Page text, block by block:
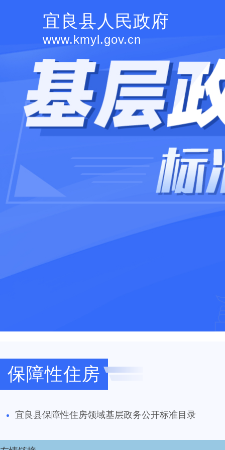
宜良县人民政府
www.kmyl.gov.cn
保障性住房
宜良县保障性住房领域基层政务公开标准目录